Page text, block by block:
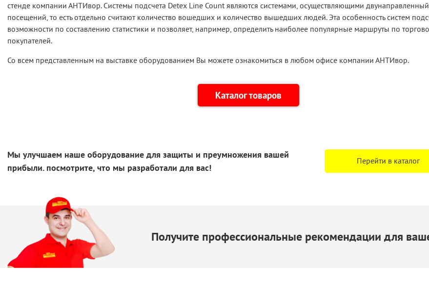
стенде компании АНТИвор. Системы подсчета Detex Line Count являются системами, осуществляющими
посещений, то есть отдельно считают количество вошедших и количество вышедших людей. Эта особенность систем
возможности по составлению статистики и позволяет, например, определить наиболее популярные маршруты по
покупателей.
Со всем представленным на выставке оборудованием Вы можете ознакомиться в любом офисе компании АНТИвор.
Каталог товаров
Мы улучшаем наше оборудование для защиты и преумножения вашей
прибыли. посмотрите, что мы разработали для вас!
Перейти в каталог
Получите профессиональные рекомендации для